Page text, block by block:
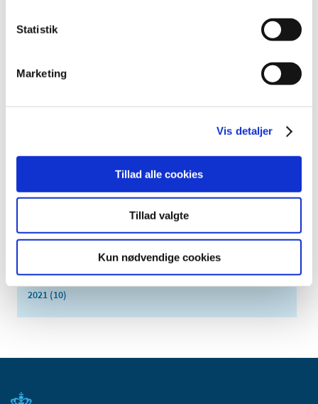
Statistik
Marketing
Vis detaljer
Tillad alle cookies
Tillad valgte
Kun nødvendige cookies
2024 (84)
2022 (79)
november (18)
juni (3)
marts (1)
januar (1)
2021 (10)